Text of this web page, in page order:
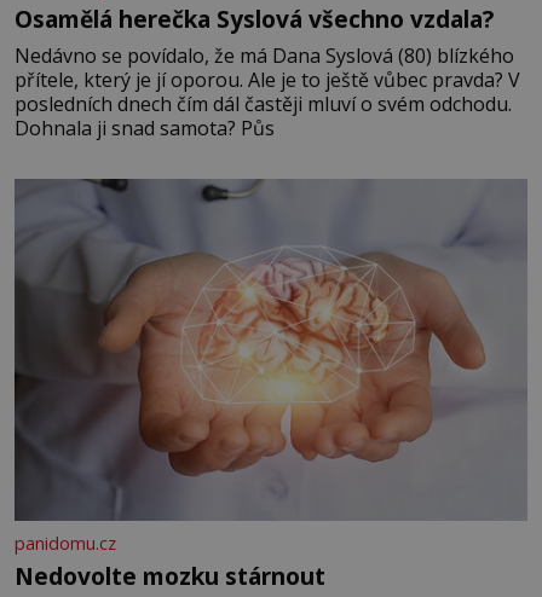
Osamělá herečka Syslová všechno vzdala?
Nedávno se povídalo, že má Dana Syslová (80) blízkého
přítele, který je jí oporou. Ale je to ještě vůbec pravda? V
posledních dnech čím dál častěji mluví o svém odchodu.
Dohnala ji snad samota? Půs
panidomu.cz
Nedovolte mozku stárnout